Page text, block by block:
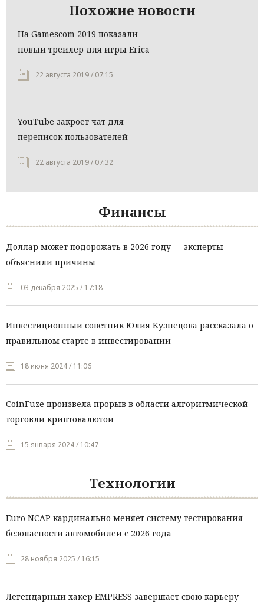
Похожие новости
На Gamescom 2019 показали
новый трейлер для игры Erica
22 августа 2019 / 07:15
YouTube закроет чат для
переписок пользователей
22 августа 2019 / 07:32
Финансы
Доллар может подорожать в 2026 году — эксперты
объяснили причины
03 декабря 2025 / 17:18
Инвестиционный советник Юлия Кузнецова рассказала о
правильном старте в инвестировании
18 июня 2024 / 11:06
CoinFuze произвела прорыв в области алгоритмической
торговли криптовалютой
15 января 2024 / 10:47
Технологии
Euro NCAP кардинально меняет систему тестирования
безопасности автомобилей с 2026 года
28 ноября 2025 / 16:15
Легендарный хакер EMPRESS завершает свою карьеру